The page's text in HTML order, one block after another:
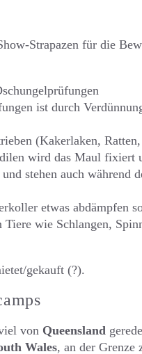
Strapazen für die
ist durch
(Kakerlaken,
wird das Maul fixiert
stehen auch während
etwas abdämpfen
wie Schlangen,
gekauft (?).
von Queensland
Wales, an der Grenze